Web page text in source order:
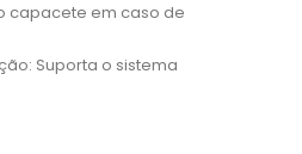
capacete em caso de
Suporta o sistema